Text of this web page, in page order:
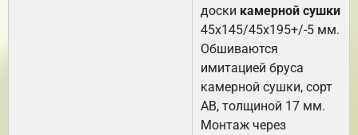
доски камерной сушки
45х145/45х195+/-5 мм.
Обшиваются
имитацией бруса
камерной сушки, сорт
АВ, толщиной 17 мм.
Монтаж через